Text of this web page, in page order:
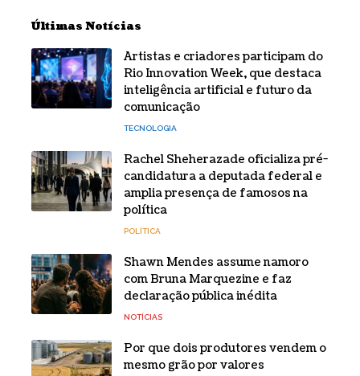
Últimas Notícias
Artistas e criadores participam do
Rio Innovation Week, que destaca
inteligência artificial e futuro da
comunicação
TECNOLOGIA
Rachel Sheherazade oficializa pré-
candidatura a deputada federal e
amplia presença de famosos na
política
POLÍTICA
Shawn Mendes assume namoro
com Bruna Marquezine e faz
declaração pública inédita
NOTÍCIAS
Por que dois produtores vendem o
mesmo grão por valores